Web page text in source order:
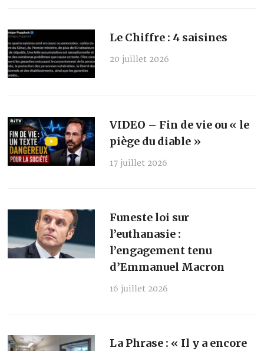
Le Chiffre : 4 saisines
20 juillet 2026
VIDEO – Fin de vie ou « le
piège du diable »
17 juillet 2026
Funeste loi sur
l’euthanasie :
l’engagement tenu
d’Emmanuel Macron
16 juillet 2026
La Phrase : « Il y a encore